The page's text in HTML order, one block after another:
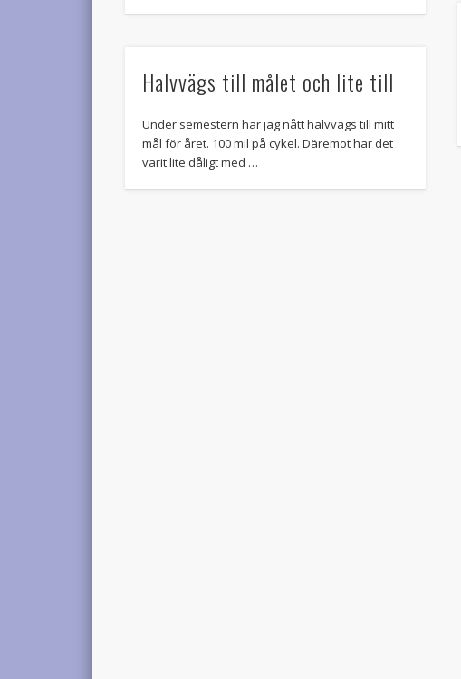
Halvvägs till målet och lite till
Under semestern har jag nått halvvägs till mitt
mål för året. 100 mil på cykel. Däremot har det
varit lite dåligt med …